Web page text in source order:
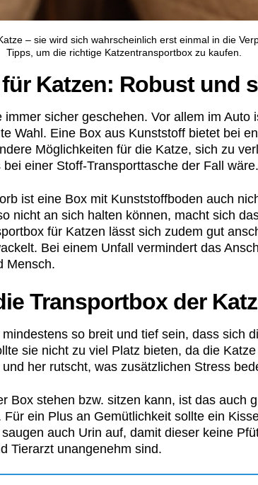
– sie wird sich wahrscheinlich erst einmal in die
Tipps, um die richtige Katzentransportbox zu kaufen.
Katzen: Robust und
sicher geschehen. Vor allem im Auto
Wahl. Eine Box aus Kunststoff bietet bei
Möglichkeiten für die Katze, sich zu
einer Stoff-Transporttasche der Fall wäre.
ist eine Box mit Kunststoffboden auch
nicht an sich halten können, macht sich
für Katzen lässt sich zudem gut
Bei einem Unfall vermindert das
Mensch.
Transportbox der
so breit und tief sein, dass sich
sie nicht zu viel Platz bieten, da die
her rutscht, was zusätzlichen Stress
Box stehen bzw. sitzen kann, ist das auch
ein Plus an Gemütlichkeit sollte ein
auch Urin auf, damit dieser keine
Tierarzt unangenehm sind.